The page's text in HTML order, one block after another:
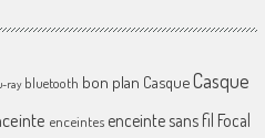
ray bluetooth bon plan CasqueCasque
enceintes enceinte sans fil Focal